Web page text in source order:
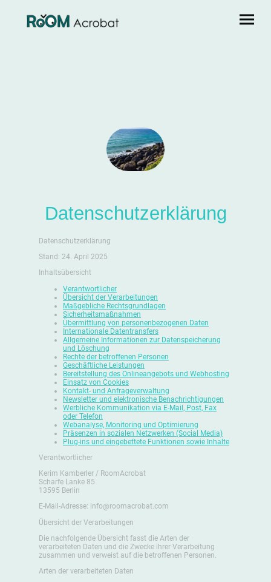
Datenschutzerklärung
Datenschutzerklärung
Stand: 24. April 2025
Inhaltsübersicht
Verantwortlicher
Übersicht der Verarbeitungen
Maßgebliche Rechtsgrundlagen
Sicherheitsmaßnahmen
Übermittlung von personenbezogenen Daten
Internationale Datentransfers
Allgemeine Informationen zur Datenspeicherung
und Löschung
Rechte der betroffenen Personen
Geschäftliche Leistungen
Bereitstellung des Onlineangebots und Webhosting
Einsatz von Cookies
Kontakt- und Anfrageverwaltung
Newsletter und elektronische Benachrichtigungen
Werbliche Kommunikation via E-Mail, Post, Fax
oder Telefon
Webanalyse, Monitoring und Optimierung
Präsenzen in sozialen Netzwerken (Social Media)
Plug-ins und eingebettete Funktionen sowie Inhalte
Verantwortlicher
Kerim Kamberler / RoomAcrobat
Scharfe Lanke 85
13595 Berlin
E-Mail-Adresse: info@roomacrobat.com
Übersicht der Verarbeitungen
Die nachfolgende Übersicht fasst die Arten der
verarbeiteten Daten und die Zwecke ihrer Verarbeitung
zusammen und verweist auf die betroffenen Personen.
Arten der verarbeiteten Daten